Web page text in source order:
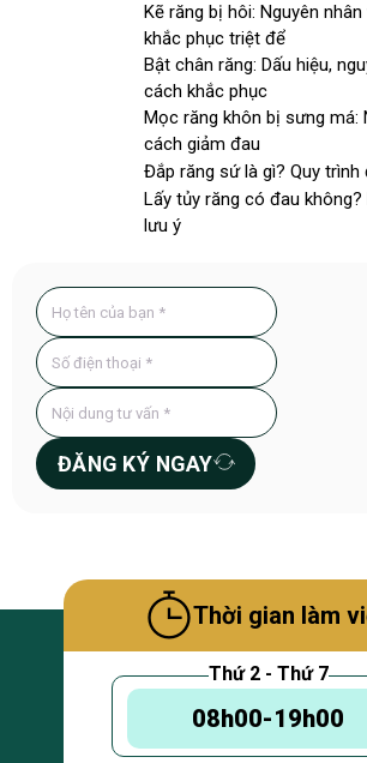
Kẽ răng bị hôi: Nguyên
khắc phục triệt để
Bật chân răng: Dấu hiệu,
cách khắc phục
Mọc răng khôn bị sưng má:
cách giảm đau
Đắp răng sứ là gì? Quy trình
Lấy tủy răng có đau
lưu ý
ĐĂNG KÝ NGAY
Thời gian làm
Thứ 2 - Thứ 7
08h00-19h00